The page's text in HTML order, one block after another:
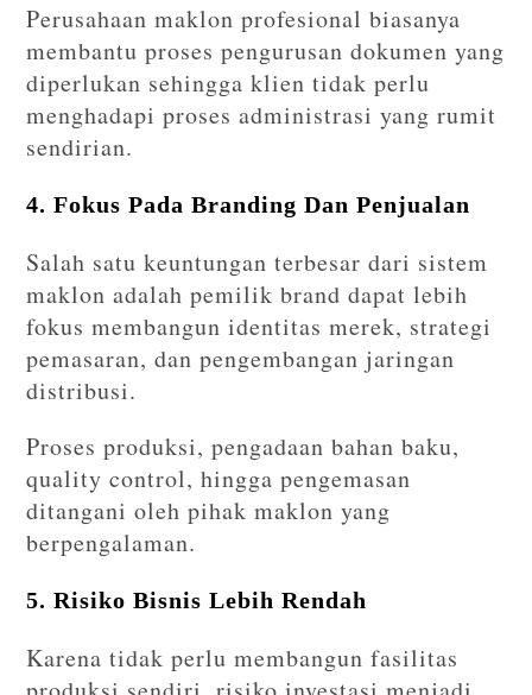
Perusahaan maklon profesional biasanya
membantu proses pengurusan dokumen yang
diperlukan sehingga klien tidak perlu
menghadapi proses administrasi yang rumit
sendirian.
4. Fokus Pada Branding Dan Penjualan
Salah satu keuntungan terbesar dari sistem
maklon adalah pemilik brand dapat lebih
fokus membangun identitas merek, strategi
pemasaran, dan pengembangan jaringan
distribusi.
Proses produksi, pengadaan bahan baku,
quality control, hingga pengemasan
ditangani oleh pihak maklon yang
berpengalaman.
5. Risiko Bisnis Lebih Rendah
Karena tidak perlu membangun fasilitas